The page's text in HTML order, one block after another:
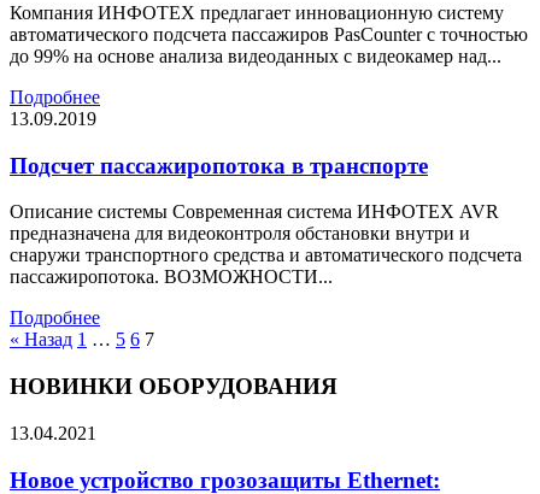
Компания ИНФОТЕХ предлагает инновационную систему
автоматического подсчета пассажиров PasCounter с точностью
до 99% на основе анализа видеоданных с видеокамер над...
Подробнее
13.09.2019
Подсчет пассажиропотока в транспорте
Описание системы Современная система ИНФОТЕХ AVR
предназначена для видеоконтроля обстановки внутри и
снаружи транспортного средства и автоматического подсчета
пассажиропотока. ВОЗМОЖНОСТИ...
Подробнее
« Назад 1 … 5 6 7
НОВИНКИ ОБОРУДОВАНИЯ
13.04.2021
Новое устройство грозозащиты Ethernet: